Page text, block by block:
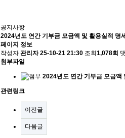
공지사항
2024년도 연간 기부금 모금액 및 활용실적 명
페이지 정보
작성자 관리자 25-10-21 21:30 조회 1,078회
첨부파일
2024년도 연간 기부금 모금액
관련링크
이전글
다음글